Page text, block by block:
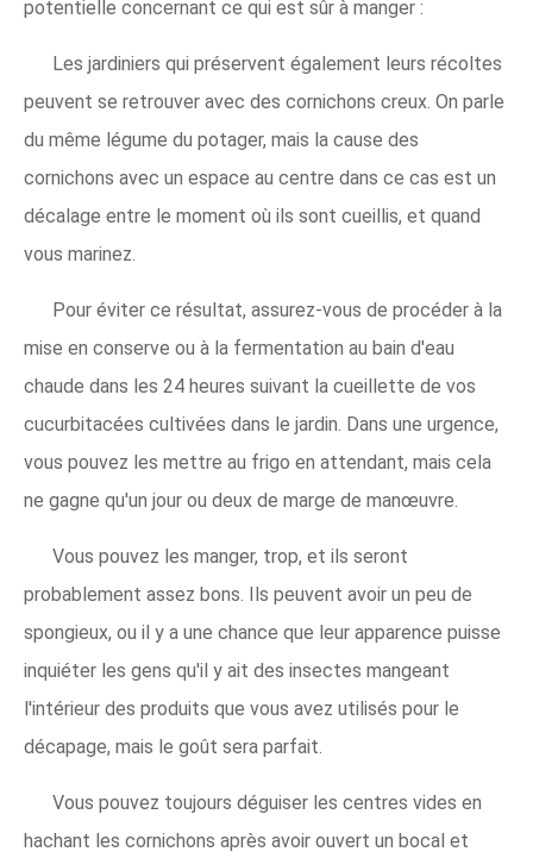
potentielle concernant ce qui est sûr à manger :
Les jardiniers qui préservent également leurs récoltes
peuvent se retrouver avec des cornichons creux. On parle
du même légume du potager, mais la cause des
cornichons avec un espace au centre dans ce cas est un
décalage entre le moment où ils sont cueillis, et quand
vous marinez.
Pour éviter ce résultat, assurez-vous de procéder à la
mise en conserve ou à la fermentation au bain d'eau
chaude dans les 24 heures suivant la cueillette de vos
cucurbitacées cultivées dans le jardin. Dans une urgence,
vous pouvez les mettre au frigo en attendant, mais cela
ne gagne qu'un jour ou deux de marge de manœuvre.
Vous pouvez les manger, trop, et ils seront
probablement assez bons. Ils peuvent avoir un peu de
spongieux, ou il y a une chance que leur apparence puisse
inquiéter les gens qu'il y ait des insectes mangeant
l'intérieur des produits que vous avez utilisés pour le
décapage, mais le goût sera parfait.
Vous pouvez toujours déguiser les centres vides en
hachant les cornichons après avoir ouvert un bocal et